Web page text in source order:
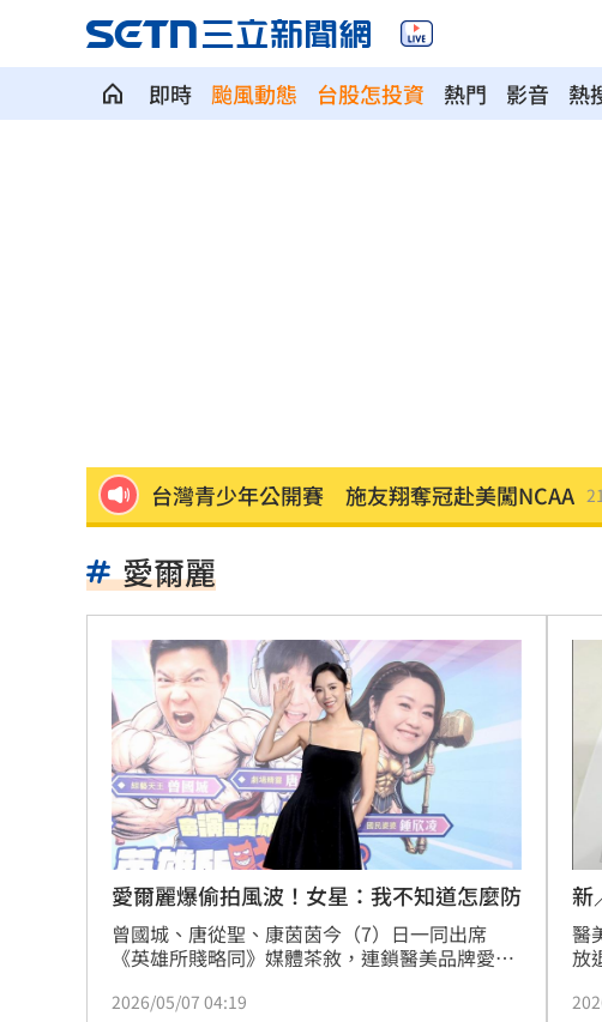
即時 颱風動態 台股怎投資 熱門 影音 熱
台灣青少年公開賽 施友翔奪冠赴美闖NCAA
兆基債務風暴！林佑任移送北檢複訊
運發中心官網與品牌識別標誌 重磅啟用
揭家族故事 沈伯洋：我阿嬤是越南新住民
熟齡經濟藍海！中信金佈局「3大」策略
出國注意！桃機「這時」調整航班恐有延誤
獨／文博會爆爭議 假買家真代購引怒火 20:50
快訊／大樂透8/7中獎號碼出爐！
愛爾麗
愛爾麗爆偷拍風波！女星：我不知道怎麼防
曾國城、唐從聖、康茵茵今（7）日一同出席
《英雄所賤略同》媒體茶敘，連鎖醫美品牌愛爾
會對醫療隱私的高度關注。事件持續延燒。近日
2026/05/07 04:19
新
醫
放
「